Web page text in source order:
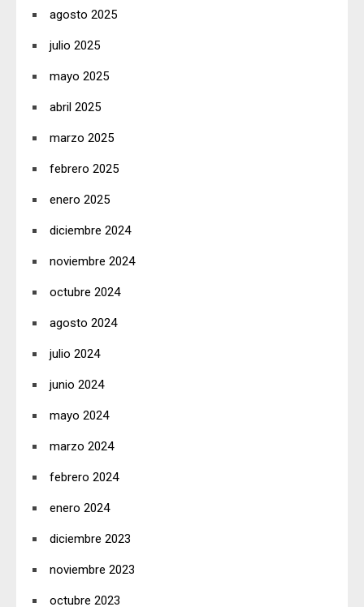
agosto 2025
julio 2025
mayo 2025
abril 2025
marzo 2025
febrero 2025
enero 2025
diciembre 2024
noviembre 2024
octubre 2024
agosto 2024
julio 2024
junio 2024
mayo 2024
marzo 2024
febrero 2024
enero 2024
diciembre 2023
noviembre 2023
octubre 2023